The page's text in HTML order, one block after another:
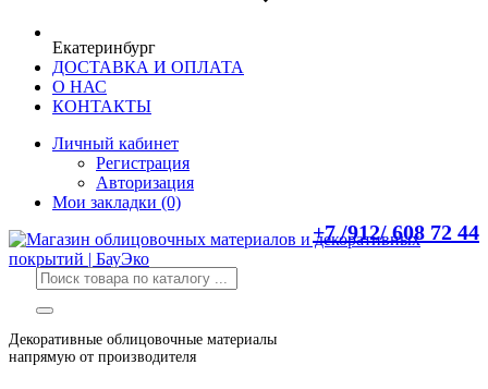
Екатеринбург
ДОСТАВКА И ОПЛАТА
О НАС
КОНТАКТЫ
Личный кабинет
Регистрация
Авторизация
Мои закладки (0)
+7 /912/ 608 72 44
Декоративные облицовочные материалы
напрямую от производителя